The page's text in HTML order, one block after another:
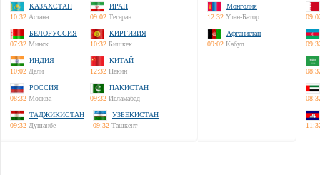
КАЗАХСТАН
10:32 Астана
ИРАН
09:02 Тегеран
БЕЛОРУССИЯ
07:32 Минск
КИРГИЗИЯ
10:32 Бишкек
ИНДИЯ
10:02 Дели
КИТАЙ
12:32 Пекин
РОССИЯ
08:32 Москва
ПАКИСТАН
09:32 Исламабад
ТАДЖИКИСТАН
09:32 Душанбе
УЗБЕКИСТАН
09:32 Ташкент
Монголия
12:32 Улан-Батор
Афганистан
09:02 Кабул